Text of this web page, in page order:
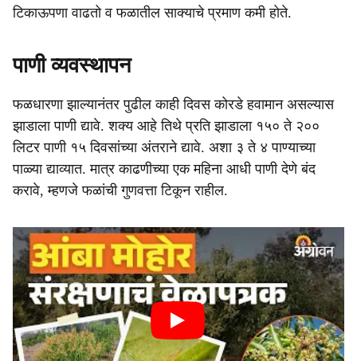
टिकाऊपणा वाढतो व फळातील साक्याचे प्रमाण कमी होते.
पाणी व्यवस्थापन
फळधारणा झाल्यानंतर पुढील काही दिवस कोरडे हवामान असल्यास
झाडाला पाणी द्यावे. शक्य आहे तिथे प्रति झाडाला १५० ते २००
लिटर पाणी १५ दिवसांच्या अंतराने द्यावे. अशा ३ ते ४ पाण्याच्या
पाळ्या द्याव्यात. मात्र काढणीच्या एक महिना आधी पाणी देणे बंद
करावे, म्हणजे फळांची गुणवत्ता टिकून राहील.